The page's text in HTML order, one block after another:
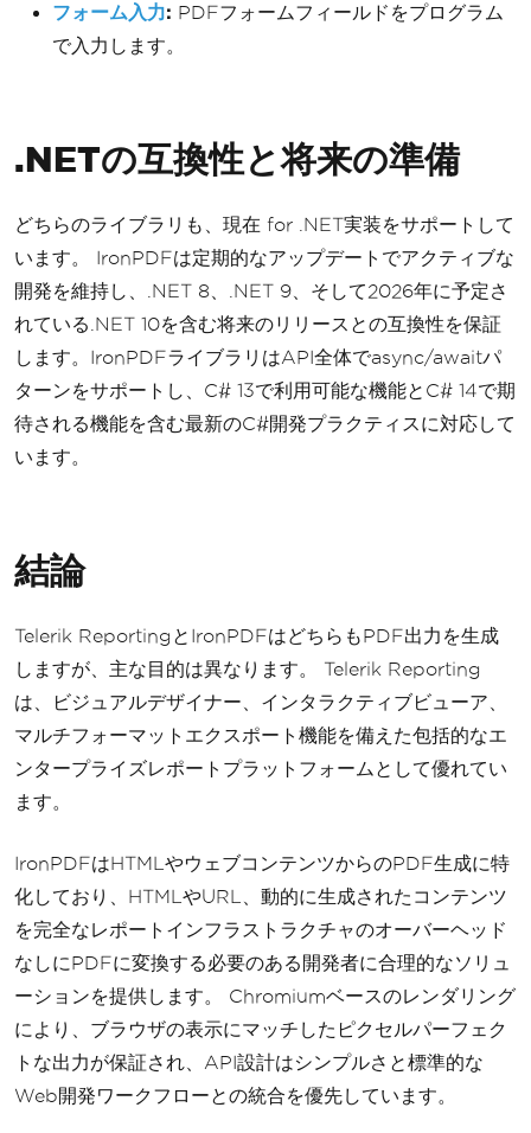
フォーム入力: PDFフォームフィールドをプログラム
で入力します。
.NETの互換性と将来の準備
どちらのライブラリも、現在 for .NET実装をサポートして
います。 IronPDFは定期的なアップデートでアクティブな
開発を維持し、.NET 8、.NET 9、そして2026年に予定さ
れている.NET 10を含む将来のリリースとの互換性を保証
します。IronPDFライブラリはAPI全体でasync/awaitパ
ターンをサポートし、C# 13で利用可能な機能とC# 14で期
待される機能を含む最新のC#開発プラクティスに対応して
います。
結論
Telerik ReportingとIronPDFはどちらもPDF出力を生成
しますが、主な目的は異なります。 Telerik Reporting
は、ビジュアルデザイナー、インタラクティブビューア、
マルチフォーマットエクスポート機能を備えた包括的なエ
ンタープライズレポートプラットフォームとして優れてい
ます。
IronPDFはHTMLやウェブコンテンツからのPDF生成に特
化しており、HTMLやURL、動的に生成されたコンテンツ
を完全なレポートインフラストラクチャのオーバーヘッド
なしにPDFに変換する必要のある開発者に合理的なソリュ
ーションを提供します。 Chromiumベースのレンダリング
により、ブラウザの表示にマッチしたピクセルパーフェク
トな出力が保証され、API設計はシンプルさと標準的な
Web開発ワークフローとの統合を優先しています。